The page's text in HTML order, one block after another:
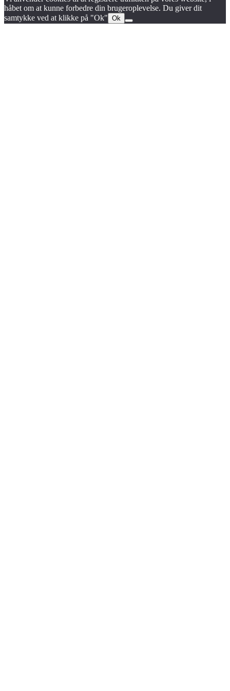
håbet om at kunne forbedre din brugeroplevelse. Du giver dit
samtykke ved at klikke på "Ok" Ok